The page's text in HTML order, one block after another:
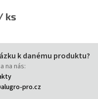
ks
k danému produktu?
na nás:
pro.cz